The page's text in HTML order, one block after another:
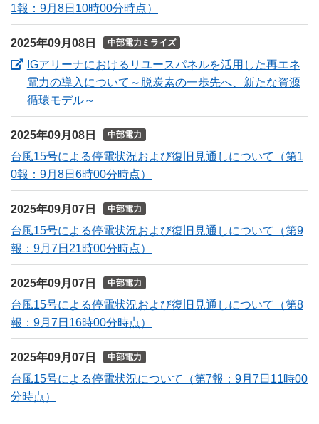
1報：9月8日10時00分時点）
2025年09月08日 中部電力ミライズ
IGアリーナにおけるリユースパネルを活用した再エネ
電力の導入について～脱炭素の一歩先へ、新たな資源
循環モデル～
2025年09月08日 中部電力
台風15号による停電状況および復旧見通しについて（第1
0報：9月8日6時00分時点）
2025年09月07日 中部電力
台風15号による停電状況および復旧見通しについて（第9
報：9月7日21時00分時点）
2025年09月07日 中部電力
台風15号による停電状況および復旧見通しについて（第8
報：9月7日16時00分時点）
2025年09月07日 中部電力
台風15号による停電状況について（第7報：9月7日11時00
分時点）